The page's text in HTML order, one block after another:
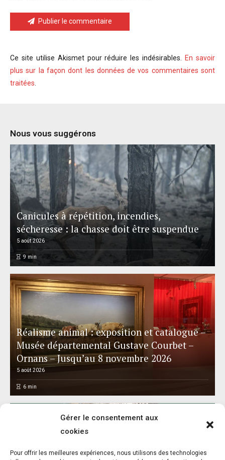
Gérer le consentement aux
cookies
Pour offrir les meilleures expériences, nous utilisons des technologies
Publier le commentaire
Ce site utilise Akismet pour réduire les indésirables.
En savoir
plus sur la façon dont les données de vos commentaires sont
traitées
Nous vous suggérons
Canicules à répétition, incendies,
sécheresse : la chasse doit être suspendue
5 août 2026
9 min
Réalisme animal : exposition et catalogue –
Musée départemental Gustave Courbet –
Ornans – Jusqu’au 8 novembre 2026
5 août 2026
6min